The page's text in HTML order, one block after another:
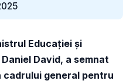
Educației și
David, a semnat
general pentru